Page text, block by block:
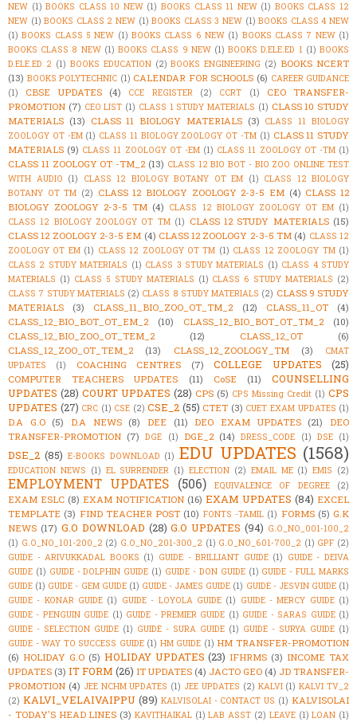
NEW (1) BOOKS CLASS 10 NEW (1) BOOKS CLASS 11 NEW (1) BOOKS CLASS 12
NEW (1) BOOKS CLASS 2 NEW (1) BOOKS CLASS 3 NEW (1) BOOKS CLASS 4 NEW
(1) BOOKS CLASS 5 NEW (1) BOOKS CLASS 6 NEW (1) BOOKS CLASS 7 NEW (1)
BOOKS CLASS 8 NEW (1) BOOKS CLASS 9 NEW (1) BOOKS D.ELE.ED 1 (1) BOOKS
D.ELE.ED 2 (1) BOOKS EDUCATION (2) BOOKS ENGINEERING (2) BOOKS NCERT
(13) BOOKS POLYTECHNIC (1) CALENDAR FOR SCHOOLS (6) CAREER GUIDANCE
(1)
CBSE UPDATES (4) CCE REGISTER (2) CCRT (1)
CEO TRANSFER-
PROMOTION (7) CEO LIST (1) CLASS 1 STUDY MATERIALS (1) CLASS 10 STUDY
MATERIALS (13) CLASS 11 BIOLOGY MATERIALS (3) CLASS 11 BIOLOGY
ZOOLOGY OT -EM (1) CLASS 11 BIOLOGY ZOOLOGY OT -TM (1) CLASS 11 STUDY
MATERIALS (9) CLASS 11 ZOOLOGY OT -EM (1) CLASS 11 ZOOLOGY OT -TM (1)
CLASS 11 ZOOLOGY OT -TM_2 (13) CLASS 12 BIO BOT - BIO ZOO ONLINE TEST
WITH AUDIO (1) CLASS 12 BIOLOGY BOTANY OT EM (1) CLASS 12 BIOLOGY
BOTANY OT TM (2) CLASS 12 BIOLOGY ZOOLOGY 2-3-5 EM (4) CLASS 12
BIOLOGY ZOOLOGY 2-3-5 TM (4) CLASS 12 BIOLOGY ZOOLOGY OT EM (1)
CLASS 12 BIOLOGY ZOOLOGY OT TM (1) CLASS 12 STUDY MATERIALS (15)
CLASS 12 ZOOLOGY 2-3-5 EM (4) CLASS 12 ZOOLOGY 2-3-5 TM (4) CLASS 12
ZOOLOGY OT EM (1) CLASS 12 ZOOLOGY OT TM (1) CLASS 12 ZOOLOGY TM (1)
CLASS 2 STUDY MATERIALS (1) CLASS 3 STUDY MATERIALS (1) CLASS 4 STUDY
MATERIALS (1) CLASS 5 STUDY MATERIALS (1) CLASS 6 STUDY MATERIALS (2)
CLASS 7 STUDY MATERIALS (2) CLASS 8 STUDY MATERIALS (2) CLASS 9 STUDY
MATERIALS
(3) CLASS_11_BIO_ZOO_OT_TM_2 (12) CLASS_11_OT
(4)
CLASS_12_BIO_BOT_OT_EM_2
(10) CLASS_12_BIO_BOT_OT_TM_2
(10)
CLASS_12_BIO_ZOO_OT_TEM_2
(12) CLASS_12_OT
(6)
CLASS_12_ZOO_OT_TEM_2
(13) CLASS_12_ZOOLOGY_TM (3)
CMAT
UPDATES
(1) COACHING CENTRES (7) COLLEGE UPDATES (25)
COMPUTER TEACHERS UPDATES (11) CoSE (11)
COUNSELLING
UPDATES (28) COURT UPDATES (28) CPS (5) CPS Missing Credit (1) CPS
UPDATES (27) CRC (1) CSE (2) CSE_2 (55) CTET (3) CUET EXAM UPDATES (1)
D.A G.O (5) D.A NEWS (8) DEE (11) DEO EXAM UPDATES (21)
DEO
TRANSFER-PROMOTION (7) DGE (1) DGE_2 (14) DRESS_CODE (1) DSE (1)
DSE_2 (85) E-BOOKS DOWNLOAD (1) EDU UPDATES (1568)
EDUCATION NEWS (1) EL SURRENDER (1) ELECTION (2) EMAIL ME (1) EMIS (2)
EMPLOYMENT UPDATES (506) EQUIVALENCE OF DEGREE (2)
EXAM ESLC (8) EXAM NOTIFICATION (16) EXAM UPDATES (84) EXCEL
TEMPLATE (3) FIND TEACHER POST (10) FONTS -TAMIL (1) FORMS (5) G.K
NEWS (17) G.O DOWNLOAD (28) G.O UPDATES (94) G.O_NO_001-100_2
(1) G.O_NO_101-200_2 (2) G.O_NO_201-300_2 (1) G.O_NO_601-700_2 (1) GPF (2)
GUIDE - ARIVUKKADAL BOOKS (1) GUIDE - BRILLIANT GUIDE (1) GUIDE - DEIVA
GUIDE (1) GUIDE - DOLPHIN GUIDE (1) GUIDE - DON GUIDE (1) GUIDE - FULL MARKS
GUIDE (1) GUIDE - GEM GUIDE (1) GUIDE - JAMES GUIDE (1) GUIDE - JESVIN GUIDE (1)
GUIDE - KONAR GUIDE (1) GUIDE - LOYOLA GUIDE (1) GUIDE - MERCY GUIDE (1)
GUIDE - PENGUIN GUIDE (1) GUIDE - PREMIER GUIDE (1) GUIDE - SARAS GUIDE (1)
GUIDE - SELECTION GUIDE (1) GUIDE - SURA GUIDE (1) GUIDE - SURYA GUIDE (1)
GUIDE - WAY TO SUCCESS GUIDE (1) HM GUIDE (1) HM TRANSFER-PROMOTION
(6) HOLIDAY G.O (5) HOLIDAY UPDATES (23) IFHRMS (3) INCOME TAX
UPDATES (3) IT FORM (26) IT UPDATES (4) JACTO GEO (4) JD TRANSFER-
PROMOTION (4) JEE NCHM UPDATES (1) JEE UPDATES (2) KALVI (1) KALVI TV_2
(2) KALVI_VELAIVAIPPU (89) KALVISOLAI - CONTACT US (1) KALVISOLAI
- TODAY'S HEAD LINES (3) KAVITHAIKAL (1) LAB ASST (2) LEAVE (1) LOAN (1)